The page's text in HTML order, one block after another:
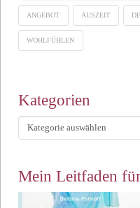
ANGEBOT AUSZEIT
WOHLFÜHLEN
Kategorien
Kategorien
Mein Leitfaden